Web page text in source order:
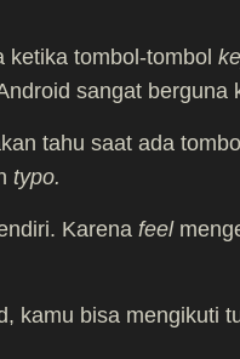
tombol-tombol
sangat berguna
tahu saat ada
typo.
Karena feel
kamu bisa mengikuti